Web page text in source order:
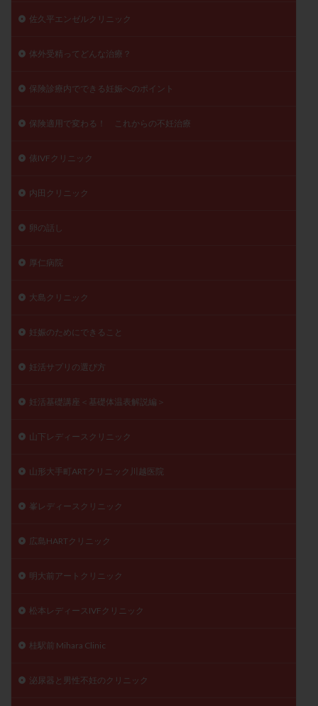
佐久平エンゼルクリニック
体外受精ってどんな治療？
保険診療内でできる妊娠へのポイント
保険適用で変わる！ これからの不妊治療
俵IVFクリニック
内田クリニック
卵の話し
厚仁病院
大島クリニック
妊娠のためにできること
妊活サプリの選び方
妊活基礎講座＜基礎体温表解説編＞
山下レディースクリニック
山形大手町ARTクリニック川越医院
峯レディースクリニック
広島HARTクリニック
明大前アートクリニック
松本レディースIVFクリニック
桂駅前 Mihara Clinic
泌尿器と男性不妊のクリニック